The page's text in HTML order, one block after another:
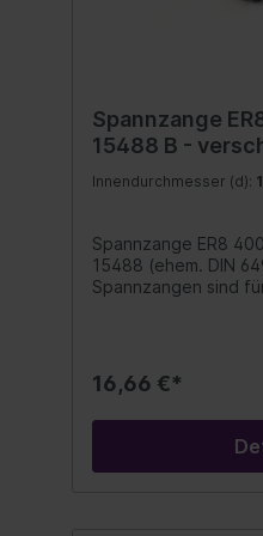
Spannzange
15488 B -
Durchmesser (A/
Innendurchmesser (d):
Spannzange ER8
15488 (ehem. DIN
Spannzangen sind
und beste
geschlitzt, mit
geschliffen, poliert
Rundlaufgenauigkeit geprüft.
16,66 €*